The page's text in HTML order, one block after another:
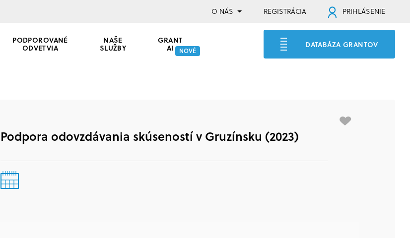
O NÁS REGISTRÁCIA PRIHLÁSENIE
PODPOROVANÉ
ODVETVIA
NAŠE
SLUŽBY
GRANT
AI NOVÉ
DATABÁZA GRANTOV
Podpora odovzdávania skúseností v Gruzínsku (2023)